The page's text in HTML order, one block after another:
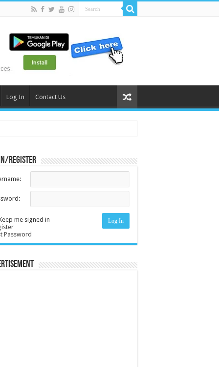
Log In Contact Us
register
me signed in Log In
Password